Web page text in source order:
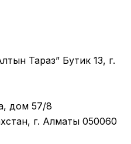
Тараз” Бутик 13, г.
дом 57/8
г. Алматы 050060